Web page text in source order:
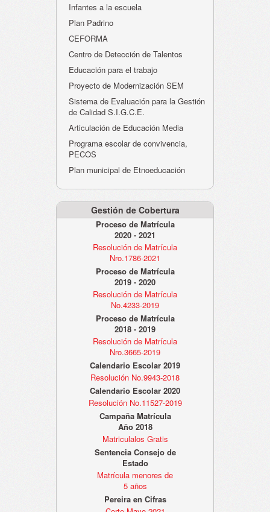
Infantes a la escuela
Plan Padrino
CEFORMA
Centro de Detección de Talentos
Educación para el trabajo
Proyecto de Modernización SEM
Sistema de Evaluación para la Gestión
de Calidad S.I.G.C.E.
Articulación de Educación Media
Programa escolar de convivencia,
PECOS
Plan municipal de Etnoeducación
Gestión de Cobertura
Proceso de Matrícula
2020 - 2021
Resolución de Matrícula
Nro.1786-2021
Proceso de Matrícula
2019 - 2020
Resolución de Matrícula
No.4233-2019
Proceso de Matrícula
2018 - 2019
Resolución de Matrícula
Nro.3665-2019
Calendario Escolar 2019
Resolución No.9943-2018
Calendario Escolar 2020
Resolución No.11527-2019
Campaña Matrícula
Año 2018
Matriculalos Gratis
Sentencia Consejo de
Estado
Matrícula menores de
5 años
Pereira en Cifras